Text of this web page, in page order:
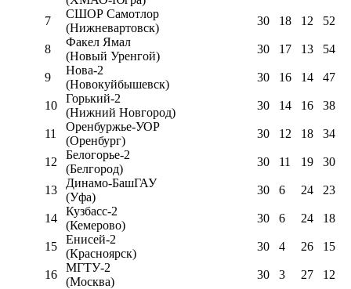
7
СШОР Самотлор
(Нижневартовск)
30 18 12 52
8
Факел Ямал
(Новый Уренгой)
30 17 13 54
9
Нова-2
(Новокуйбышевск)
30 16 14 47
10
Горький-2
(Нижний Новгород)
30 14 16 38
11
Оренбуржье-УОР
(Оренбург)
30 12 18 34
12
Белогорье-2
(Белгород)
30 11 19 30
13
Динамо-БашГАУ
(Уфа)
30 6 24 23
14
Кузбасс-2
(Кемерово)
30 6 24 18
15
Енисей-2
(Красноярск)
30 4 26 15
16
МГТУ-2
(Москва)
30 3 27 12